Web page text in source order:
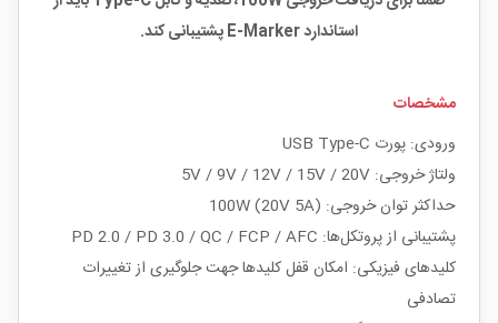
استاندارد E-Marker پشتیبانی کند.
مشخصات
ورودی: پورت USB Type-C
ولتاژ خروجی: 5V / 9V / 12V / 15V / 20V
حداکثر توان خروجی: 100W (20V 5A)
پشتیبانی از پروتکل‌ها: PD 2.0 / PD 3.0 / QC / FCP / AFC
کلیدهای فیزیکی: امکان قفل کلیدها جهت جلوگیری از تغییرات
تصادفی